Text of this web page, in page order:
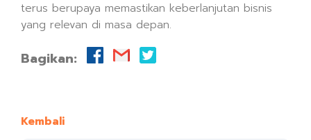
terus berupaya memastikan keberlanjutan bisnis
yang relevan di masa depan.
Bagikan:
Kembali